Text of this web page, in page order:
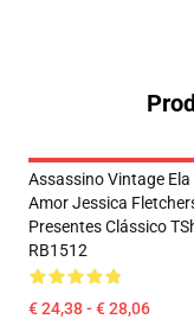
Assassino Vintage Ela
Amor Jessica
Presentes Clássico
RB1512
€ 24,38 - € 28,06